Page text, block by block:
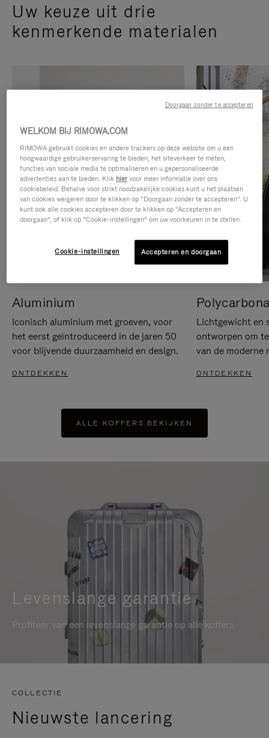
Uw keuze uit drie
kenmerkende materialen
Aluminium
Iconisch aluminium met groeven, voor
het eerst geïntroduceerd in de jaren 50
voor blijvende duurzaamheid en design.
ONTDEKKEN
Lichtgewicht en
ontworpen om
van de moderne
ONTDEKKEN
ALLE KOFFERS BEKIJKEN
Levenslange garantie
Profiteer van een levenslange garantie op alle koffers
COLLECTIE
Nieuwste lancering
WELKOM BIJ RIMOWA.COM
RIMOWA gebruikt cookies en andere trackers op deze website om u een
hoogwaardige gebruikerservaring te bieden, het siteverkeer te meten,
functies van sociale media te optimaliseren en u gepersonaliseerde
advertenties aan te bieden. Klik hiervoor meer informatie over ons
cookiebeleid. Behalve voor strikt noodzakelijke cookies kunt u het plaatsen
van cookies weigeren door te klikken op “Doorgaan zonder te accepteren”. U
kunt ook alle cookies accepteren door te klikken op “Accepteren en
doorgaan”, of klik op “Cookie-instellingen” om uw voorkeuren in te stellen.
Cookie-instellingen Accepteren en doorgaan
Doorgaan zonder te accepteren